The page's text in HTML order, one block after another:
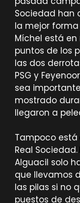
Sociedad han
la mejor forma
Míchel está
puntos de los
las dos
PSG y
sea
mostrado
llegaron a
Tampoco
Real
Alguacil solo
que llevamos
las pilas si no
puestos de